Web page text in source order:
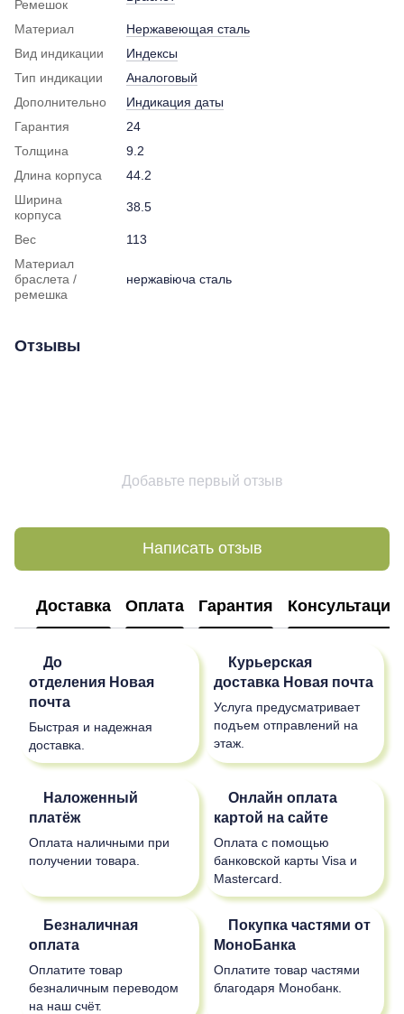
Ремешок
Материал
Нержавеющая сталь
Вид индикации
Индексы
Тип индикации
Аналоговый
Дополнительно
Индикация даты
Гарантия
24
Толщина
9.2
Длина корпуса
44.2
Ширина
корпуса
38.5
Вес
113
Материал
браслета /
ремешка
нержавіюча сталь
Отзывы
Добавьте первый отзыв
Написать отзыв
Доставка Оплата Гарантия Консультация
До
отделения Новая
почта
Быстрая и надежная
доставка.
Курьерская
доставка Новая почта
Услуга предусматривает
подъем отправлений на
этаж.
Наложенный
платёж
Оплата наличными при
получении товара.
Онлайн оплата
картой на сайте
Оплата с помощью
банковской карты Visa и
Mastercard.
Безналичная
оплата
Оплатите товар
безналичным переводом
на наш счёт.
Покупка частями от
МоноБанка
Оплатите товар частями
благодаря Монобанк.